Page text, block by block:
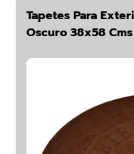
Tapetes Para
Oscuro 38x58 Cms